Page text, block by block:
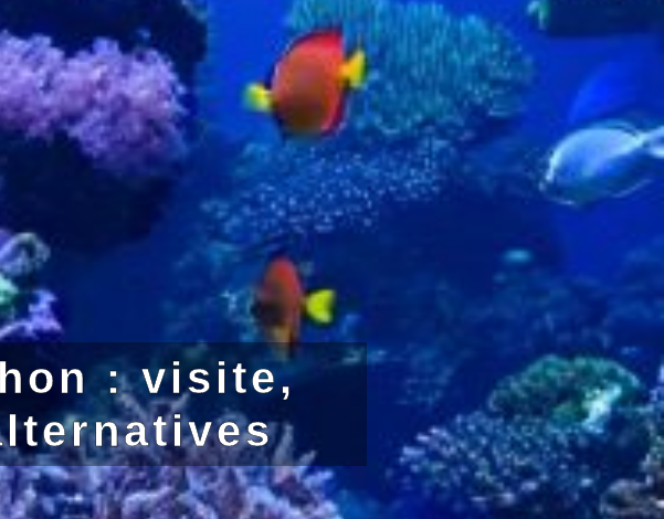
: visite,